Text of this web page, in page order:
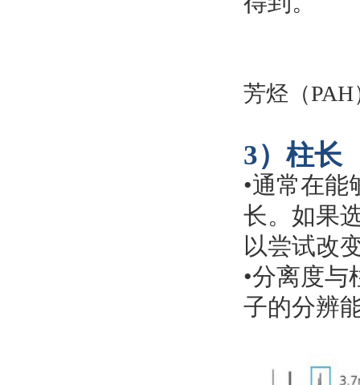
芳烃（
3）柱长
•通常在能
长。如果
以尝试改
•分离度与
子的分辨